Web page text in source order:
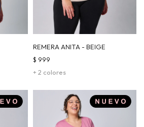
REMERA ANITA - BEIGE
+ 2 colores
$ 999